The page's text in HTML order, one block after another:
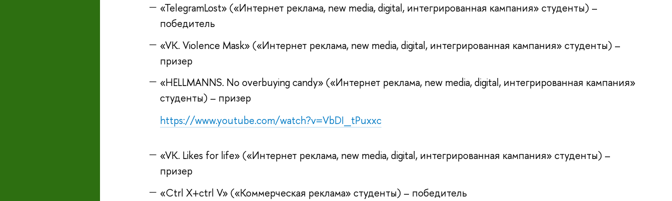
«TelegramLost» («Интернет реклама, new media, digital, интегрированная кампания» студенты) –
победитель
«VK. Violence Mask» («Интернет реклама, new media, digital, интегрированная кампания» студенты) –
призер
«HELLMANNS. No overbuying candy» («Интернет реклама, new media, digital, интегрированная кампания»
студенты) – призер
https://www.youtube.com/watch?v=VbDI_tPuxxc
«VK. Likes for life» («Интернет реклама, new media, digital, интегрированная кампания» студенты) –
призер
«Ctrl X+ctrl V» («Коммерческая реклама» студенты) – победитель